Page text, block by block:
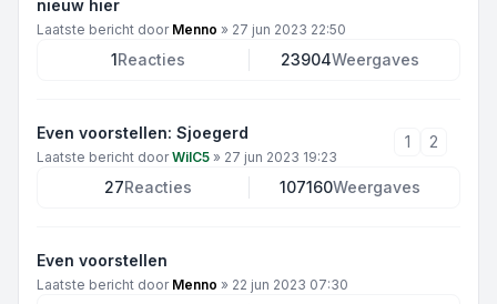
nieuw hier
Laatste bericht door Menno » 27 jun 2023 22:50
1Reacties 23904Weergaves
Even voorstellen: Sjoegerd
Laatste bericht doorWilC5 » 27 jun 2023 19:23
1 2
27Reacties 107160Weergaves
Even voorstellen
Laatste bericht door Menno » 22 jun 2023 07:30